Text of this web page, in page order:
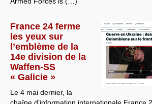
France 24 ferme
les yeux sur
l’emblème de la
14e division de la
Waffen-SS
« Galicie »
Le 4 mai dernier, la